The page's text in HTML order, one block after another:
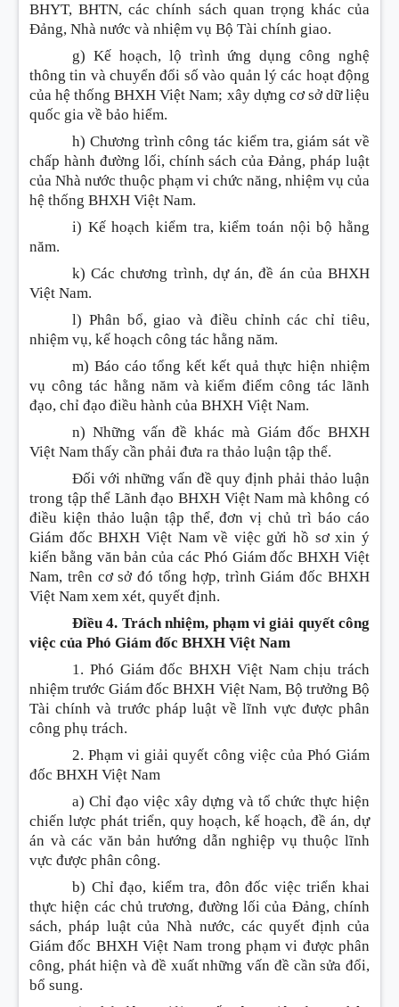
BHYT, BHTN, các chính sách quan trọng khác của
Đảng, Nhà nước và nhiệm vụ Bộ Tài chính giao.
g) Kế hoạch, lộ trình ứng dụng công nghệ
thông tin và chuyển đổi số vào quản lý các hoạt động
của hệ thống BHXH Việt Nam; xây dựng cơ sở dữ liệu
quốc gia về bảo hiểm.
h) Chương trình công tác kiểm tra, giám sát về
chấp hành đường lối, chính sách của Đảng, pháp luật
của Nhà nước thuộc phạm vi chức năng, nhiệm vụ của
hệ thống BHXH Việt Nam.
i) Kế hoạch kiểm tra, kiểm toán nội bộ hằng
năm.
k) Các chương trình, dự án, đề án của BHXH
Việt Nam.
l) Phân bổ, giao và điều chỉnh các chỉ tiêu,
nhiệm vụ, kế hoạch công tác hằng năm.
m) Báo cáo tổng kết kết quả thực hiện nhiệm
vụ công tác hằng năm và kiểm điểm công tác lãnh
đạo, chỉ đạo điều hành của BHXH Việt Nam.
n) Những vấn đề khác mà Giám đốc BHXH
Việt Nam thấy cần phải đưa ra thảo luận tập thể.
Đối với những vấn đề quy định phải thảo luận
trong tập thể Lãnh đạo BHXH Việt Nam mà không có
điều kiện thảo luận tập thể, đơn vị chủ trì báo cáo
Giám đốc BHXH Việt Nam về việc gửi hồ sơ xin ý
kiến bằng văn bản của các Phó Giám đốc BHXH Việt
Nam, trên cơ sở đó tổng hợp, trình Giám đốc BHXH
Việt Nam xem xét, quyết định.
Điều 4. Trách nhiệm, phạm vi giải quyết công
việc của Phó Giám đốc BHXH Việt Nam
1. Phó Giám đốc BHXH Việt Nam chịu trách
nhiệm trước Giám đốc BHXH Việt Nam, Bộ trưởng Bộ
Tài chính và trước pháp luật về lĩnh vực được phân
công phụ trách.
2. Phạm vi giải quyết công việc của Phó Giám
đốc BHXH Việt Nam
a) Chỉ đạo việc xây dựng và tổ chức thực hiện
chiến lược phát triển, quy hoạch, kế hoạch, đề án, dự
án và các văn bản hướng dẫn nghiệp vụ thuộc lĩnh
vực được phân công.
b) Chỉ đạo, kiểm tra, đôn đốc việc triển khai
thực hiện các chủ trương, đường lối của Đảng, chính
sách, pháp luật của Nhà nước, các quyết định của
Giám đốc BHXH Việt Nam trong phạm vi được phân
công, phát hiện và đề xuất những vấn đề cần sửa đổi,
bổ sung.